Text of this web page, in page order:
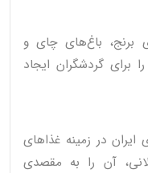
برنج، باغ‌های چای و
برای گردشگران ایجاد
در زمینه غذاهای
آن را به مقصدی